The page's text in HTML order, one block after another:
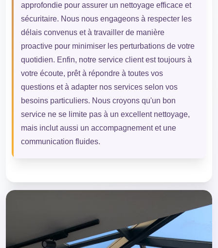
approfondie pour assurer un nettoyage efficace et
sécuritaire. Nous nous engageons à respecter les
délais convenus et à travailler de manière
proactive pour minimiser les perturbations de votre
quotidien. Enfin, notre service client est toujours à
votre écoute, prêt à répondre à toutes vos
questions et à adapter nos services selon vos
besoins particuliers. Nous croyons qu'un bon
service ne se limite pas à un excellent nettoyage,
mais inclut aussi un accompagnement et une
communication fluides.